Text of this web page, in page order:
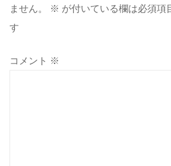
ません。
※ が付いている欄は必須項
す
コメント ※